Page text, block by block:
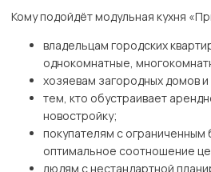
Кому подойдёт модульная кухня
владельцам городских
однокомнатные,
хозяевам загородных домов и
тем, кто обустраивает
новостройку;
покупателям с
оптимальное соотношение
людям с нестандартной